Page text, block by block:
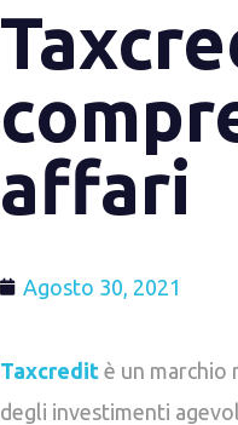
affari
Agosto 30, 2021
Taxcredit è un marchio
degli investimenti